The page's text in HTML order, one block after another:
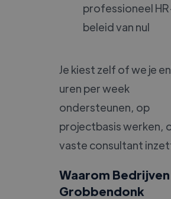
professioneel
beleid van nul
Je kiest zelf of we je
uren per week
ondersteunen, op
projectbasis werken,
vaste consultant
Waarom Bedrijven
Grobbendonk